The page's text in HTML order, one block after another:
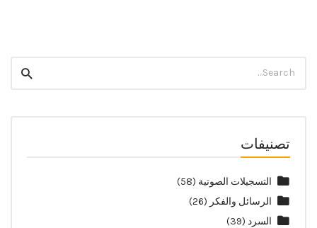
for:
تصنيفات
التسجيلات الصوتية (58)
الرسائل والفكر (26)
السرد (39)